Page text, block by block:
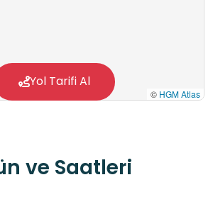
© HGM Atlas
Yol Tarifi Al
ve Saatleri